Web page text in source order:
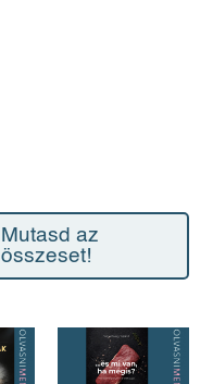
Mutasd az
összeset!